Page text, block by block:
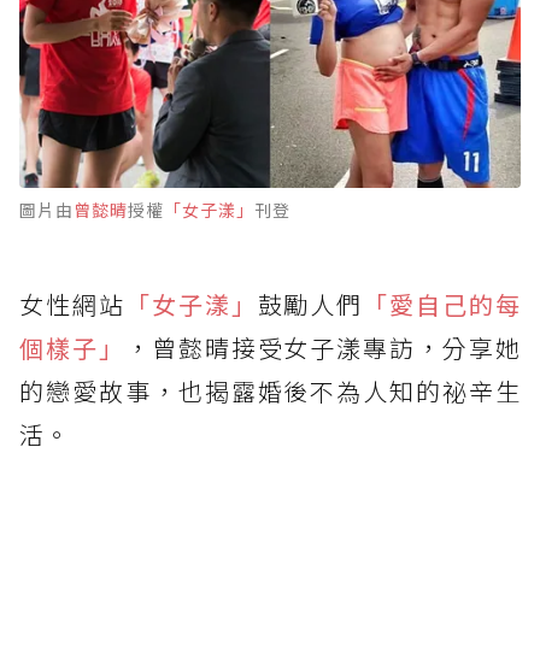
圖片由 曾懿晴授權 「女子漾」 刊登
女性網站 「女子漾」 鼓勵人們 「愛自己的每
個樣子」
，曾懿晴接受女子漾專訪，分享她
的戀愛故事，也揭露婚後不為人知的祕辛生
活。